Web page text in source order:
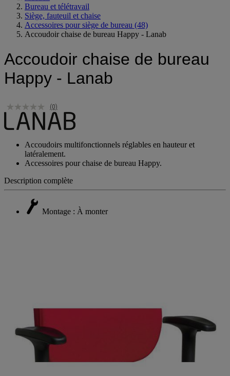
Bureau et télétravail
Siège, fauteuil et chaise
Accessoires pour siège de bureau (48)
Accoudoir chaise de bureau Happy - Lanab
Accoudoir chaise de bureau
Happy - Lanab
(0)
Accoudoirs multifonctionnels réglables en hauteur et
latéralement.
Accessoires pour chaise de bureau Happy.
Description complète
Montage : À monter